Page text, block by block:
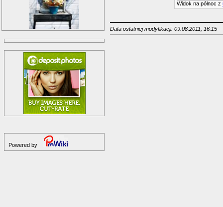
Powered by
Widok na północ z
Data ostatniej modyfikacji: 09.08.2011, 16:15